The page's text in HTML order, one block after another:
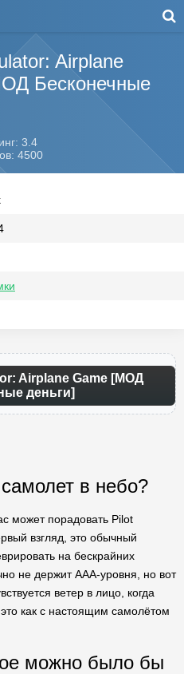
Airplane
Бесконечные
3.4
4500
Airplane Game [МОД
деньги]
в небо?
может порадовать Pilot
взгляд, это обычный
на бескрайних
не держит AAA-уровня, но вот
ветер в лицо, когда
как с настоящим самолётом
можно было бы